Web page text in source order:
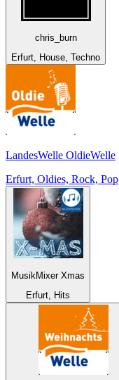
chris_burn
Erfurt, House, Techno
LandesWelle OldieWelle
Erfurt, Oldies, Rock, Pop
MusikMixer Xmas
Erfurt, Hits